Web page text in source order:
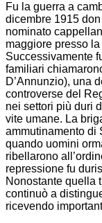
Fu la guerra a
dicembre 1915
nominato
maggiore presso
Successivamente
familiari
D’Annunzio), una
controverse del
nei settori più duri
vite umane. La
ammutinamento di
quando uomini
ribellarono
repressione fu
Nonostante quella
continuò a
ricevendo